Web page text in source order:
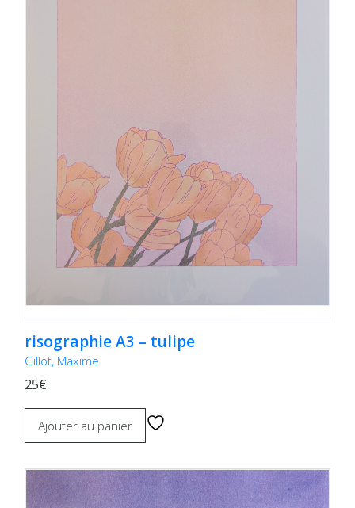
risographie A3 – tulipe
Gillot, Maxime
25€
Ajouter au panier